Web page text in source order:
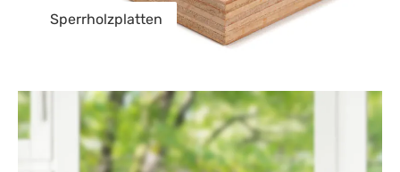
Sperrholzplatten
Fensterbänke